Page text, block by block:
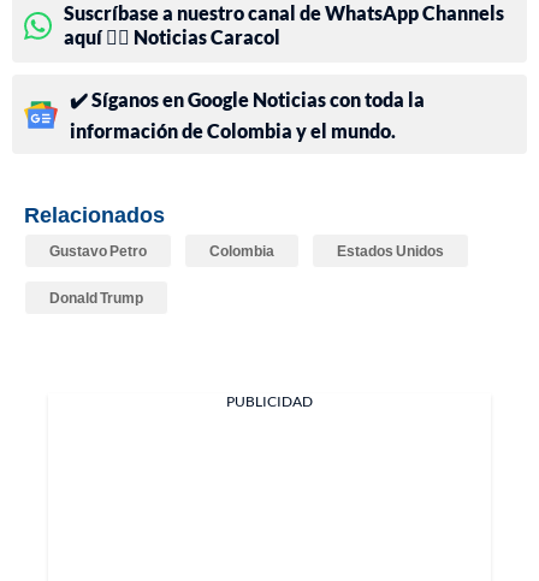
Suscríbase a nuestro canal de WhatsApp Channels
aquí 👉🏻 Noticias Caracol
✔️ Síganos en Google Noticias con toda la
información de Colombia y el mundo.
Relacionados
Gustavo Petro Colombia Estados Unidos
Donald Trump
PUBLICIDAD